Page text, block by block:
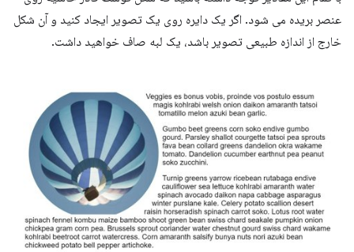
عنصر بریده می شود. اگر یک دایره روی یک تصویر ایجاد کنید و آن شکل
خارج از اندازه طبیعی تصویر باشد، یک لبه صاف خواهید داشت.